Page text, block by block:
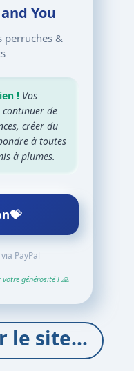
You
perruches &
! Vos
de
créer du
à toutes
à plumes.
💝
PayPal
générosité ! 🙏
le site…